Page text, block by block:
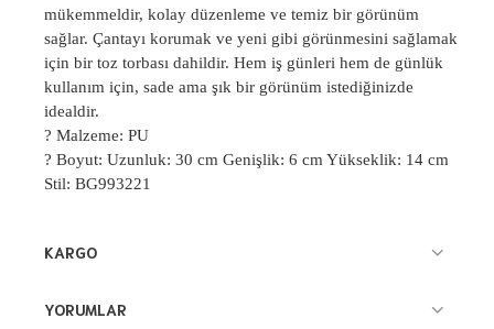
mükemmeldir, kolay düzenleme ve temiz bir görünüm
sağlar. Çantayı korumak ve yeni gibi görünmesini sağlamak
için bir toz torbası dahildir. Hem iş günleri hem de günlük
kullanım için, sade ama şık bir görünüm istediğinizde
idealdir.
? Malzeme: PU
? Boyut: Uzunluk: 30 cm Genişlik: 6 cm Yükseklik: 14 cm
Stil: BG993221
KARGO
YORUMLAR